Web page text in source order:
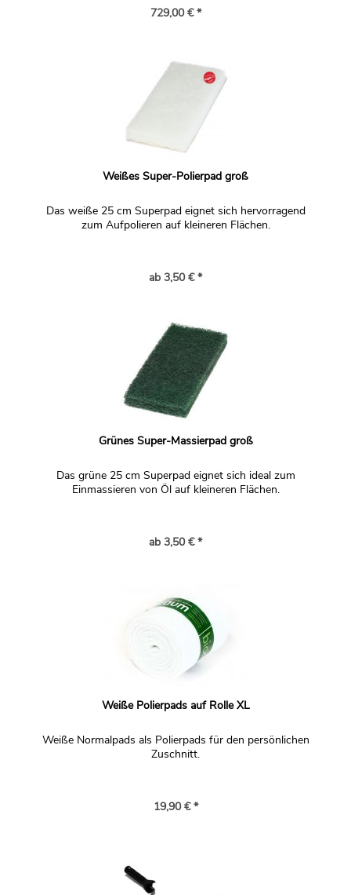
729,00 € *
Weißes Super-Polierpad groß
Das weiße 25 cm Superpad eignet sich hervorragend
zum Aufpolieren auf kleineren Flächen.
ab 3,50 € *
Grünes Super-Massierpad groß
Das grüne 25 cm Superpad eignet sich ideal zum
Einmassieren von Öl auf kleineren Flächen.
ab 3,50 € *
Weiße Polierpads auf Rolle XL
Weiße Normalpads als Polierpads für den persönlichen
Zuschnitt.
19,90 € *